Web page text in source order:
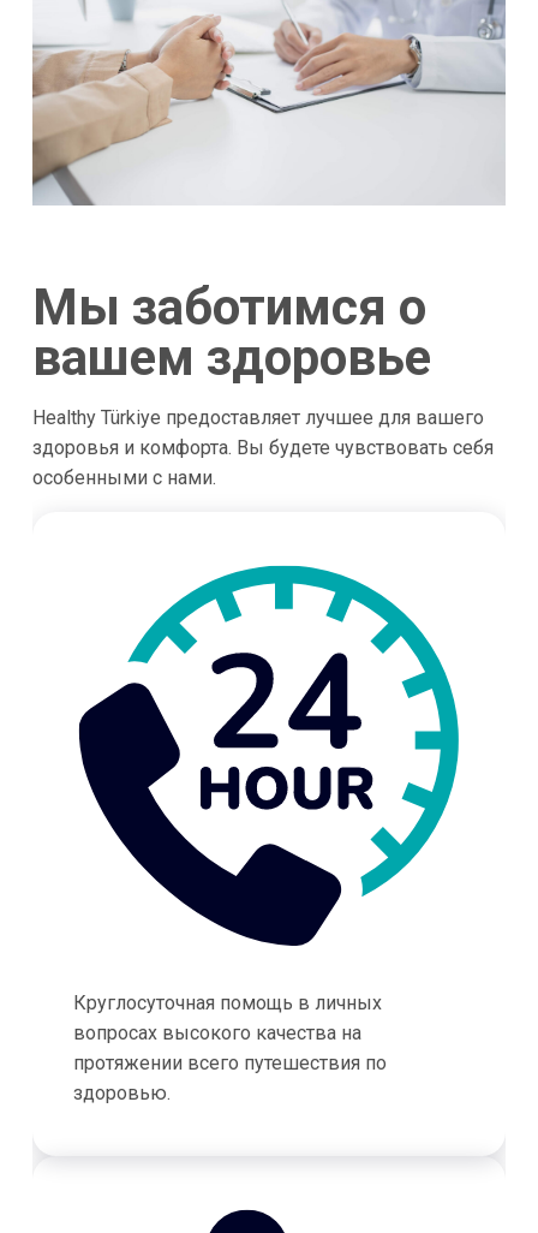
Мы заботимся о
вашем здоровье
Healthy Türkiye предоставляет лучшее для вашего
здоровья и комфорта. Вы будете чувствовать себя
особенными с нами.
Круглосуточная помощь в личных
вопросах высокого качества на
протяжении всего путешествия по
здоровью.